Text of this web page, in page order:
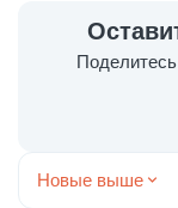
Новые выше